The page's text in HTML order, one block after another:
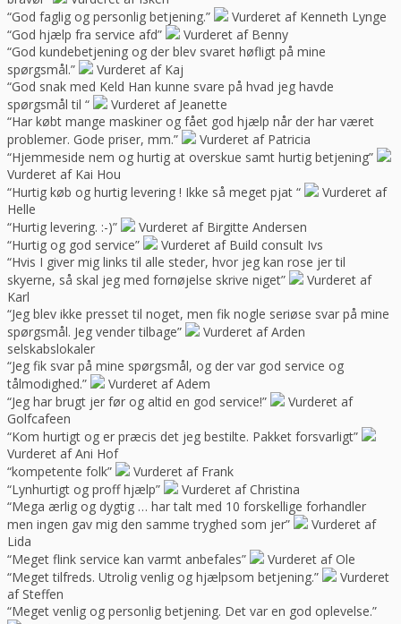
“God faglig og personlig betjening.”
Vurderet af Kenneth Lynge
“God hjælp fra service afd”
Vurderet af Benny
“God kundebetjening og der blev svaret høfligt på mine
spørgsmål.”
Vurderet af Kaj
“God snak med Keld Han kunne svare på hvad jeg havde
spørgsmål til “
Vurderet af Jeanette
“Har købt mange maskiner og fået god hjælp når der har været
problemer. Gode priser, mm.”
Vurderet af Patricia
“Hjemmeside nem og hurtig at overskue samt hurtig betjening”
Vurderet af Kai Hou
“Hurtig køb og hurtig levering ! Ikke så meget pjat “
Vurderet af
Helle
“Hurtig levering. :-)”
Vurderet af Birgitte Andersen
“Hurtig og god service”
Vurderet af Build consult Ivs
“Hvis I giver mig links til alle steder, hvor jeg kan rose jer til
skyerne, så skal jeg med fornøjelse skrive niget”
Vurderet af
Karl
“Jeg blev ikke presset til noget, men fik nogle seriøse svar på mine
spørgsmål. Jeg vender tilbage”
Vurderet af Arden
selskabslokaler
“Jeg fik svar på mine spørgsmål, og der var god service og
tålmodighed.”
Vurderet af Adem
“Jeg har brugt jer før og altid en god service!”
Vurderet af
Golfcafeen
“Kom hurtigt og er præcis det jeg bestilte. Pakket forsvarligt”
Vurderet af Ani Hof
“kompetente folk”
Vurderet af Frank
“Lynhurtigt og proff hjælp”
Vurderet af Christina
“Mega ærlig og dygtig … har talt med 10 forskellige forhandler
men ingen gav mig den samme tryghed som jer”
Vurderet af
Lida
“Meget flink service kan varmt anbefales”
Vurderet af Ole
“Meget tilfreds. Utrolig venlig og hjælpsom betjening.”
Vurderet
af Steffen
“Meget venlig og personlig betjening. Det var en god oplevelse.”